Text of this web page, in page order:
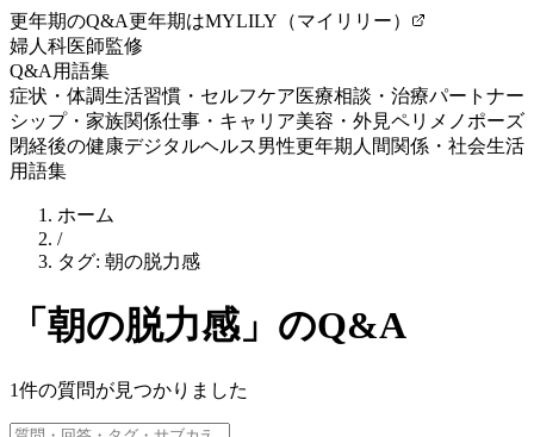
更年期のQ&A更年期はMYLILY（マイリリー）
婦人科医師監修
Q&A 用語集
症状・体調生活習慣・セルフケア医療相談・治療パートナー
シップ・家族関係仕事・キャリア美容・外見ペリメノポーズ
閉経後の健康デジタルヘルス男性更年期 人間関係・社会生活
用語集
ホーム
/
タグ: 朝の脱力感
「 朝の脱力感」のQ&A
1件の質問が見つかりました